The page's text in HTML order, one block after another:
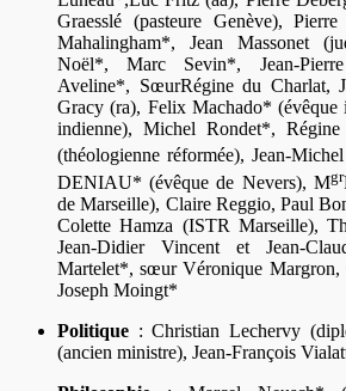
Graesslé (pasteure Genève),
Mahalingham*, Jean Massonet
Noël*, Marc Sevin*, Jean-
Aveline*, SœurRégine du Charlat,
Gracy (ra), Felix Machado*
indienne), Michel Rondet*,
(théologienne réformée), Jean-
DENIAU* (évêque de Nevers), Mgr
de Marseille), Claire Reggio, Paul
Colette Hamza (ISTR Marseille),
Jean-Didier Vincent et Jean-
Martelet*, sœur Véronique Margron,
Joseph Moingt*
Politique : Christian Lechervy
(ancien ministre), Jean-François